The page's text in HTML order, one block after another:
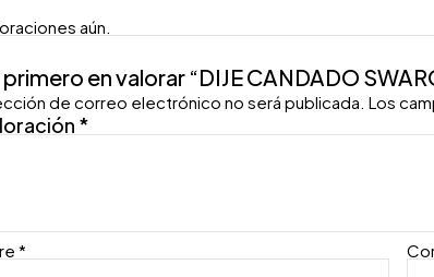
aún.
primero en valorar “DIJE CANDADO
de correo electrónico no será publicada. Los
*
*